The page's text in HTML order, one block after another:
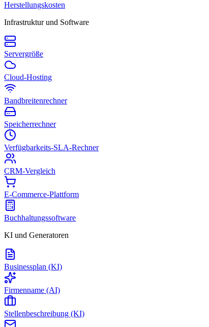
Herstellungskosten
Infrastruktur und Software
Servergröße
Cloud-Hosting
Bandbreitenrechner
Speicherrechner
Verfügbarkeits-SLA-Rechner
CRM-Vergleich
E-Commerce-Plattform
Buchhaltungssoftware
KI und Generatoren
Businessplan (KI)
Firmenname (AI)
Stellenbeschreibung (KI)